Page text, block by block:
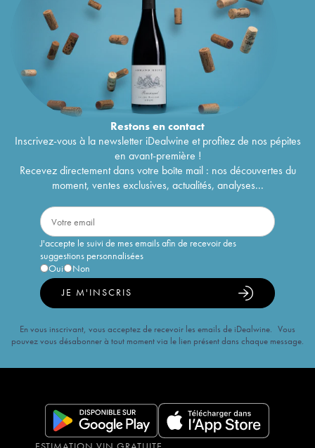
Restons encontact
Inscrivez-vous à la newsletter iDealwine et profitez de nos pépites
en avant-première !
Recevez directement dans votre boîte mail : nos découvertes du
moment, ventes exclusives, actualités, analyses...
J'accepte le suivi de mes emails afin de recevoir des
suggestions personnalisées
Oui
Non
JE M'INSCRIS
En vous inscrivant, vous acceptez de recevoir les emails de iDealwine. Vous
pouvez vous désabonner à tout moment via le lien présent dans chaque message.